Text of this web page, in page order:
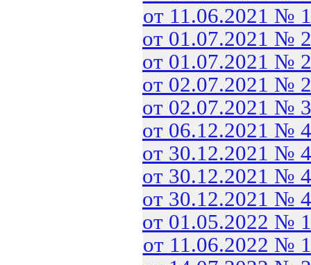
от 11.06.2021 №
от 01.07.2021 №
от 01.07.2021 №
от 02.07.2021 №
от 02.07.2021 №
от 06.12.2021 №
от 30.12.2021 №
от 30.12.2021 №
от 30.12.2021 №
от 01.05.2022 №
от 11.06.2022 №